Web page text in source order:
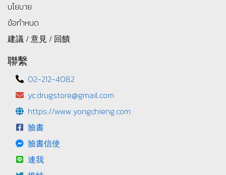
นโยบาย
ข้อกำหนด
建議 / 意見 / 回饋
聯繫
02-212-4082
yc.drugstore@gmail.com
https://www.yongchieng.com
臉書
臉書信使
連我